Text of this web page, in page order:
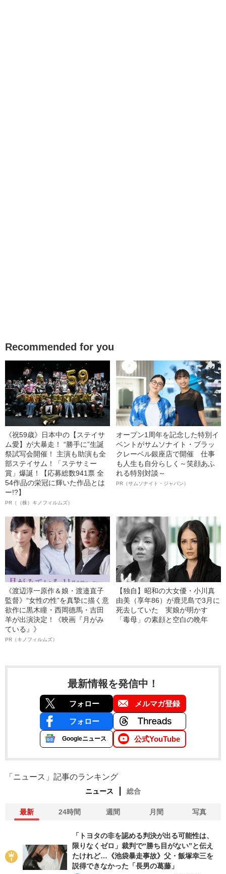
Recommended for you
《祝59歳》日本中の【ステイサ
ム愛】が大暴走！ “勝手に”生誕
祭試写会開催！ 主演も助演も全
部ステイサム！「ステサミー
賞」爆誕！【応募総数941票 全
54作品の栄冠に輝いた作品とは
ー!?】
PR（（株）キノフィルムズ）
オープン1周年を記念した特別イ
ベントがサムソナイト・ブラッ
クレーベル銀座店で開催 仕事
も人生も自分らしく～笑顔あふ
れる特別対談～
PR（サムソナイト・ジャパン）
《渡辺淳一原作＆娘・渡邉直子
監督》“女性の性”を真摯に描く意
欲作に黒木瞳・西岡德馬・吉田
羊が出演決定！《映画『月がみ
ている』》
PR（キノフィルムズ）
【独自】昭和の大女優・小川真
由美（享年86）が鹿児島で3月に
死去していた 実娘が明かす
「毒母」の素顔と空白の晩年
最新情報を発信中！
フォロー メルマガ登録
フォロー
Googleニュース 公式YouTube
「ニュース」記事のランキング
ニュース 総合
最新 24時間 週間 月間 写真
「トヨタの非を認める判決が出る可能性は、
限りなくゼロ」裁判で“勝ち目がない”と伝え
たけれど…《池袋暴走事故》父・飯塚幸三を
説得できなかった「長男の葛藤」